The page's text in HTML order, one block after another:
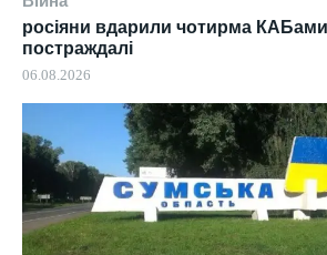
росіяни вдарили чотирма
постраждалі
06.08.2026